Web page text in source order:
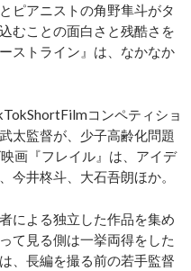
ピアニストの角野隼斗がタ
むことの面白さと残酷さを
ストライン』は、なかなか
コンペティショ
太監督が、少子高齢化問題
画『フレイル』は、アイデ
今井柊斗、大石吾朗ほか。
による独立した作品を集め
て見る側は一挙両得をした
、長編を撮る前の若手監督